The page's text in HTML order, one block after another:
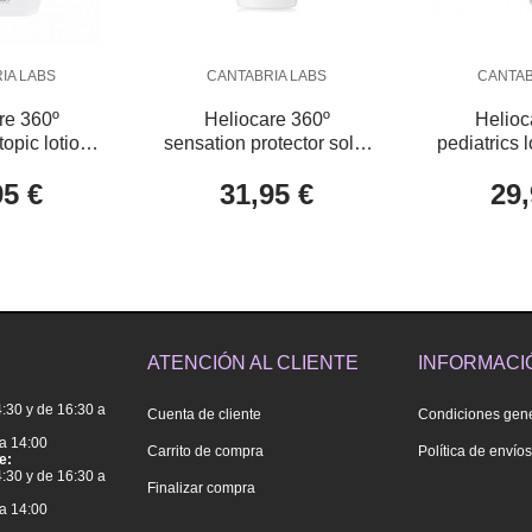
LABS
360º
lotion
€
CANTABRIA LABS
Heliocare 360º
sensation protector solar
31,95 €
pediatrics
y de 16:30 a
14:00
y de 16:30 a
14:00
ATENCIÓN AL CLIENTE
Cuenta de cliente
Carrito de compra
Finalizar compra
Condiciones
Política de